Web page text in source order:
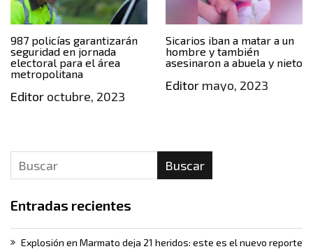
987 policías garantizarán
seguridad en jornada
electoral para el área
metropolitana
Editor octubre, 2023
Sicarios iban a matar a un
hombre y también
asesinaron a abuela y nieto
Editormayo, 2023
Buscar
Entradas recientes
Explosión en Marmato deja 21 heridos: este es el nuevo reporte